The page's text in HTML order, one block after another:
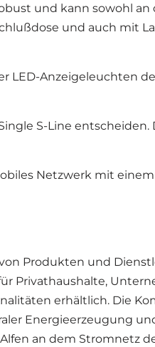
und kann sowohl an
und auch mit
LED-Anzeigeleuchten
S-Line entscheiden.
Netzwerk mit
Produkten und
Privathaushalte,
erhältlich. Die
Energieerzeugung
an dem Stromnetz